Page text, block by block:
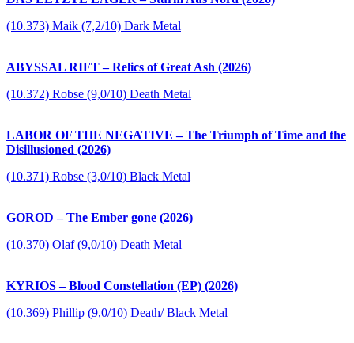
(10.373) Maik (7,2/10) Dark Metal
ABYSSAL RIFT – Relics of Great Ash (2026)
(10.372) Robse (9,0/10) Death Metal
LABOR OF THE NEGATIVE – The Triumph of Time and the
Disillusioned (2026)
(10.371) Robse (3,0/10) Black Metal
GOROD – The Ember gone (2026)
(10.370) Olaf (9,0/10) Death Metal
KYRIOS – Blood Constellation (EP) (2026)
(10.369) Phillip (9,0/10) Death/ Black Metal